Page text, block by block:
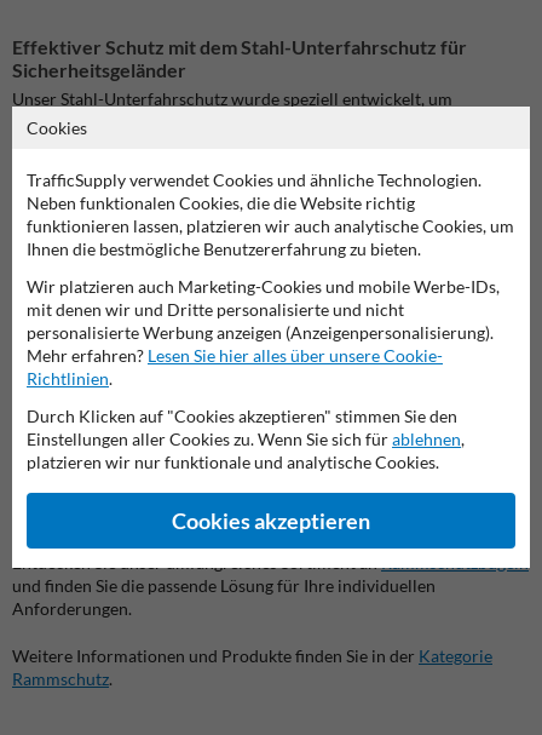
Effektiver Schutz mit dem Stahl-Unterfahrschutz für
Sicherheitsgeländer
Unser Stahl-Unterfahrschutz wurde speziell entwickelt, um
Sicherheitsgeländer in industriellen Umgebungen zu ergänzen und
eine hohe Sichtbarkeit und Langlebigkeit, sowohl im Innen- als auch
im Außenbereich.
Typische Einsatzbereiche dieses Unterfahrschutzes:
Ergänzung von Sicherheitsgeländern in Lager- und
Produktionshallen
Schutz von Maschinen und Anlagen vor Fahrzeugkollisionen
Sicherung von Verkehrswegen und Ladezonen
Einsatz in Parkhäusern und Tiefgaragen
Für eine vollständige Installation empfehlen wir die Verwendung
geeigneter Befestigungsmaterialien, die separat erhältlich sind.
beachten Sie, dass die Montage durch fachkundiges Personal
erfolgen sollte, um maximale Sicherheit zu gewährleisten.
und finden Sie die passende Lösung für Ihre individuellen
Anforderungen.
Weitere Informationen und Produkte finden Sie in der Kategorie
Rammschutz.
Cookies
TrafficSupply verwendet Cookies und ähnliche Technologien.
Neben funktionalen Cookies, die die Website richtig
funktionieren lassen, platzieren wir auch analytische Cookies, um
Ihnen die bestmögliche Benutzererfahrung zu bieten.
Wir platzieren auch Marketing-Cookies und mobile Werbe-IDs,
mit denen wir und Dritte personalisierte und nicht
personalisierte Werbung anzeigen (Anzeigenpersonalisierung).
Mehr erfahren? Lesen Sie hier alles über unsere Cookie-
Richtlinien.
Durch Klicken auf "Cookies akzeptieren" stimmen Sie den
Einstellungen aller Cookies zu. Wenn Sie sich fürablehnen,
platzieren wir nur funktionale und analytische Cookies.
Cookies akzeptieren